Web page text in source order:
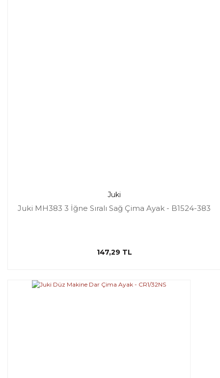
Juki
Juki MH383 3 İğne Sıralı Sağ Çima Ayak - B1524-383
147,29 TL